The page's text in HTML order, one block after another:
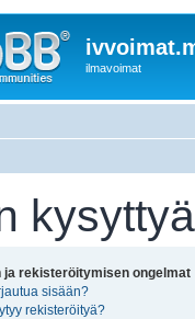
ilmavoimat
kysyttyä
ja rekisteröitymisen ongelmat
sisään?
rekisteröityä?